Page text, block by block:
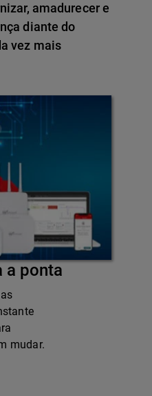
amadurecer e
diante do
vez mais
a ponta
mudar.